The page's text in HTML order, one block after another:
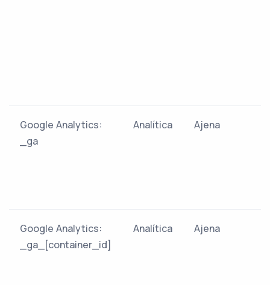
Google Analytics:
_ga
Analítica Ajena
Google Analytics:
_ga_[container_id]
Analítica Ajena